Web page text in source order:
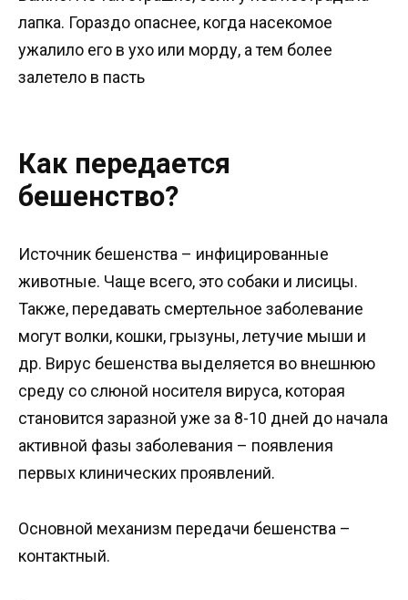
лапка. Гораздо опаснее, когда насекомое
ужалило его в ухо или морду, а тем более
залетело в пасть
Как передается
бешенство?
Источник бешенства – инфицированные
животные. Чаще всего, это собаки и лисицы.
Также, передавать смертельное заболевание
могут волки, кошки, грызуны, летучие мыши и
др. Вирус бешенства выделяется во внешнюю
среду со слюной носителя вируса, которая
становится заразной уже за 8-10 дней до начала
активной фазы заболевания – появления
первых клинических проявлений.
Основной механизм передачи бешенства –
контактный.